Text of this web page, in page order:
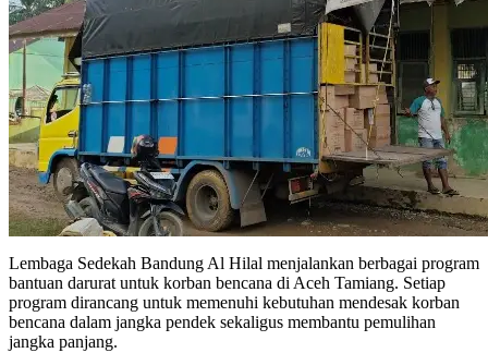
Lembaga Sedekah Bandung Al Hilal menjalankan berbagai program
bantuan darurat untuk korban bencana di Aceh Tamiang. Setiap
program dirancang untuk memenuhi kebutuhan mendesak korban
bencana dalam jangka pendek sekaligus membantu pemulihan
jangka panjang.